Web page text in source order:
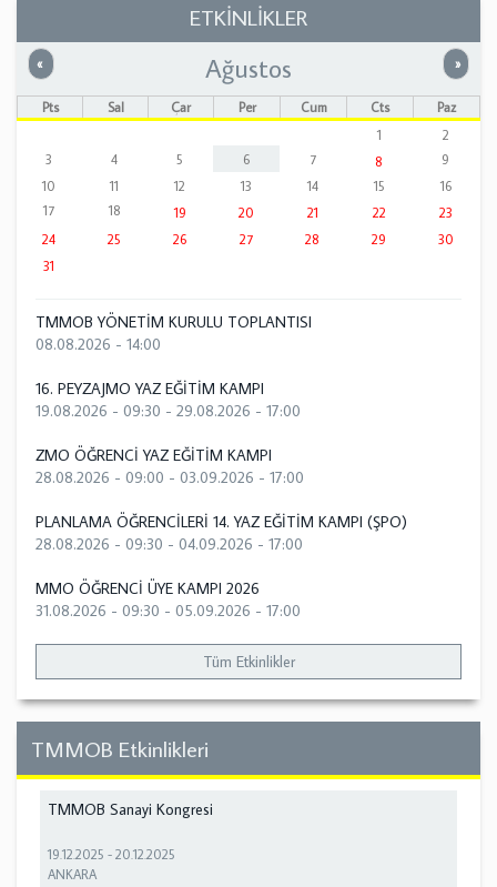
ETKİNLİKLER
« Önceki »
Ağustos
Pts Sal Çar Per Cum Cts
Paz
1
2
3
4 5 6 7 8
9
10
11 12 13 14 15
16
17
18 19 20 21 22
23
24
25 26 27 28 29
30
31
TMMOB YÖNETİM KURULU TOPLANTISI
08.08.2026 - 14:00
16. PEYZAJMO YAZ EĞİTİM KAMPI
19.08.2026 - 09:30 - 29.08.2026 - 17:00
ZMO ÖĞRENCİ YAZ EĞİTİM KAMPI
28.08.2026 - 09:00 - 03.09.2026 - 17:00
PLANLAMA ÖĞRENCİLERİ 14. YAZ EĞİTİM KAMPI (ŞPO)
28.08.2026 - 09:30 - 04.09.2026 - 17:00
MMO ÖĞRENCİ ÜYE KAMPI 2026
31.08.2026 - 09:30 - 05.09.2026 - 17:00
Tüm Etkinlikler
TMMOB Etkinlikleri
TMMOB Sanayi Kongresi
19.12.2025 -20.12.2025
ANKARA